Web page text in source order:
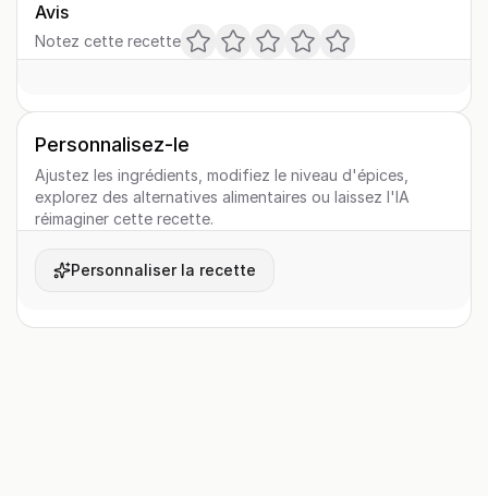
Avis
Notez cette recette
Personnalisez-le
Ajustez les ingrédients, modifiez le niveau d'épices,
explorez des alternatives alimentaires ou laissez l'IA
réimaginer cette recette.
Personnaliser la recette